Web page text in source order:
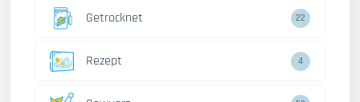
Getrocknet 22
Rezept 4